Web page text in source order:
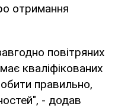
отримання
повітряних
кваліфікованих
правильно,
- додав